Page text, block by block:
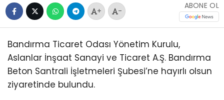
+ -
ABONE OL
Bandırma Ticaret Odası Yönetim Kurulu,
Aslanlar İnşaat Sanayi ve Ticaret A.Ş. Bandırma
Beton Santrali İşletmeleri Şubesi’ne hayırlı olsun
ziyaretinde bulundu.